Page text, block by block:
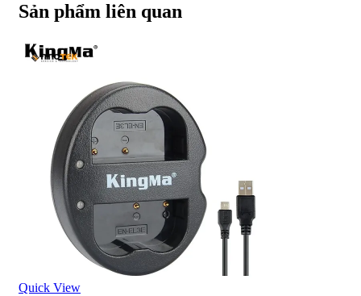
Sản phẩm liên quan
Quick View